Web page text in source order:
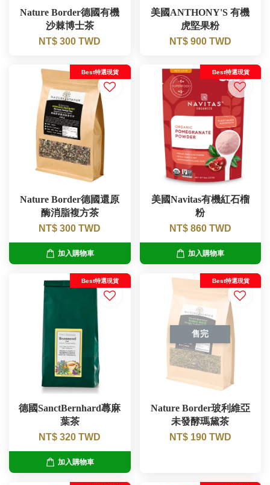
Nature Border德國有機
沙棘博士茶
NT$ 300 TWD
美國ANTHONY'S 有機
虎堅果粉
NT$ 900 TWD
Best特選現貨
Nature Border德國還原
酶消脂複方茶
NT$ 300 TWD
加入購物車
Best特選現貨
美國Navitas有機紅石榴
粉
NT$ 860 TWD
加入購物車
Best特選現貨
德國SanctBernhard蕁麻
葉茶
NT$ 320 TWD
加入購物車
售完
Best特選現貨
Nature Border玻利維亞
未發酵瑪黛茶
NT$ 190 TWD